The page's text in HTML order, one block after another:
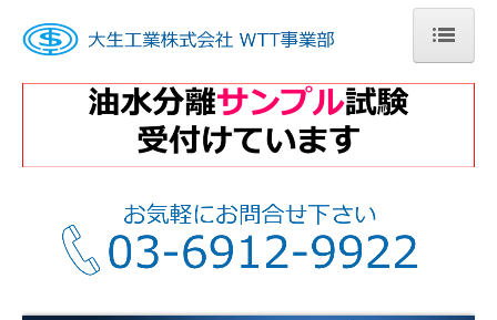
ホーム
製品ラインアップ
ドレンセパレータ／ハイドロターン
よくあるご質問